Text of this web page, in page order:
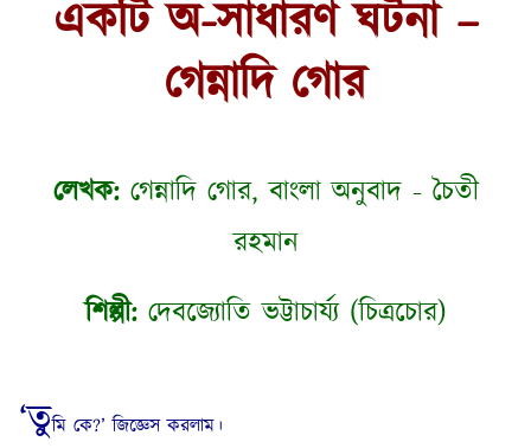
একটি অ-সাধারণ ঘটনা –
গেন্নাদি গোর
লেখক:গেন্নাদি গোর, বাংলা অনুবাদ - চৈতী
রহমান
শিল্পী:দেবজ্যোতি ভট্টাচার্য্য (চিত্রচোর)
‘তুমি কে?’ জিজ্ঞেস করলাম।